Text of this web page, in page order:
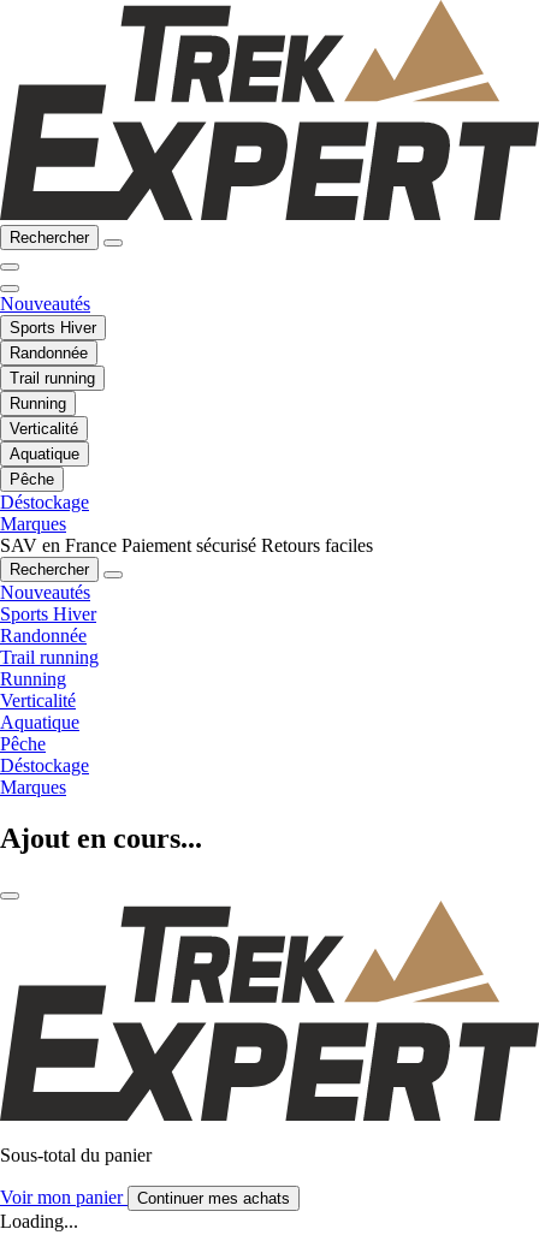
Rechercher
Nouveautés
Sports Hiver
Randonnée
Trail running
Running
Verticalité
Aquatique
Pêche
Déstockage
Marques
SAV en France Paiement sécurisé Retours faciles
Rechercher
Nouveautés
Sports Hiver
Randonnée
Trail running
Running
Verticalité
Aquatique
Pêche
Déstockage
Marques
Ajout en cours...
Sous-total du panier
Voir mon panier Continuer mes achats
Loading...